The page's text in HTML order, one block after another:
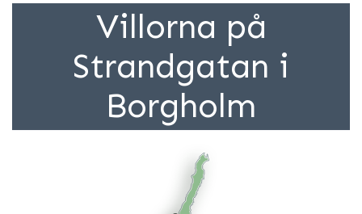
Villorna på
Strandgatan i
Borgholm